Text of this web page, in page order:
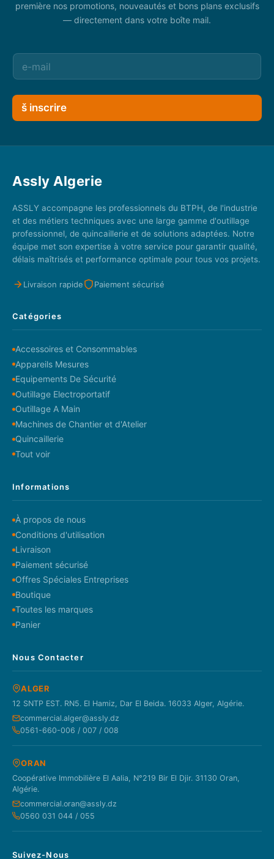
première nos promotions, nouveautés et bons plans exclusifs
— directement dans votre boîte mail.
š inscrire
Assly Algerie
ASSLY accompagne les professionnels du BTPH, de l'industrie
et des métiers techniques avec une large gamme d'outillage
professionnel, de quincaillerie et de solutions adaptées. Notre
équipe met son expertise à votre service pour garantir qualité,
délais maîtrisés et performance optimale pour tous vos projets.
Livraison rapide Paiement sécurisé
Catégories
Accessoires et Consommables
Appareils Mesures
Equipements De Sécurité
Outillage Electroportatif
Outillage A Main
Machines de Chantier et d'Atelier
Quincaillerie
Tout voir
Informations
À propos de nous
Conditions d'utilisation
Livraison
Paiement sécurisé
Offres Spéciales Entreprises
Boutique
Toutes les marques
Panier
Nous Contacter
ALGER
12 SNTP EST. RN5. El Hamiz, Dar El Beida. 16033 Alger, Algérie.
commercial.alger@assly.dz
0561-660-006 / 007 / 008
ORAN
Coopérative Immobilière El Aalia, N°219 Bir El Djir. 31130 Oran,
Algérie.
commercial.oran@assly.dz
0560 031 044 / 055
Suivez-Nous